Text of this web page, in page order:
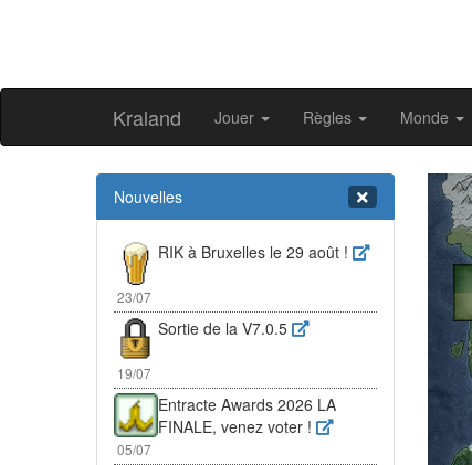
Kraland Jouer Règles Monde
Nouvelles
23/07
RIK à Bruxelles le 29 août !
19/07
Sortie de la V7.0.5
05/07
Entracte Awards 2026 LA
FINALE, venez voter !